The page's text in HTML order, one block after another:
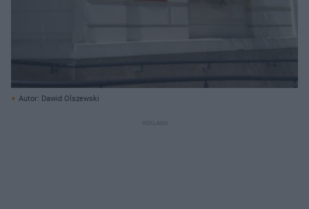
Autor: Dawid Olszewski